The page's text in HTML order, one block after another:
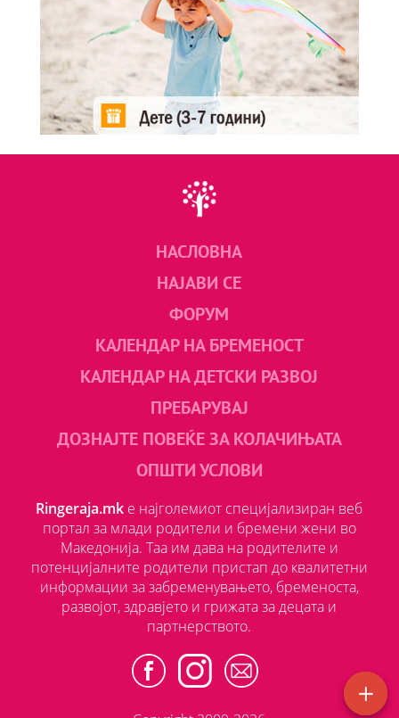
НАСЛОВНА
НАЈАВИ СЕ
ФОРУМ
КАЛЕНДАР НА БРЕМЕНОСТ
КАЛЕНДАР НА ДЕТСКИ РАЗВОЈ
ПРЕБАРУВАЈ
ДОЗНАЈТЕ ПОВЕЌЕ ЗА КОЛАЧИЊАТА
ОПШТИ УСЛОВИ
Ringeraja.mk е најголемиот специјализиран веб
портал за млади родители и бремени жени во
Македонија. Таа им дава на родителите и
потенцијалните родители пристап до квалитетни
информации за забременувањето, бременоста,
развојот, здравјето и грижата за децата и
партнерството.